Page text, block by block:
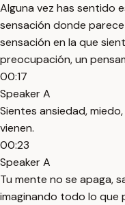
Alguna vez has sentido
sensación donde
sensación en la que
preocupación, un
00:17
Speaker A
Sientes ansiedad,
vienen.
00:23
Speaker A
Tu mente no se apaga,
imaginando todo lo que